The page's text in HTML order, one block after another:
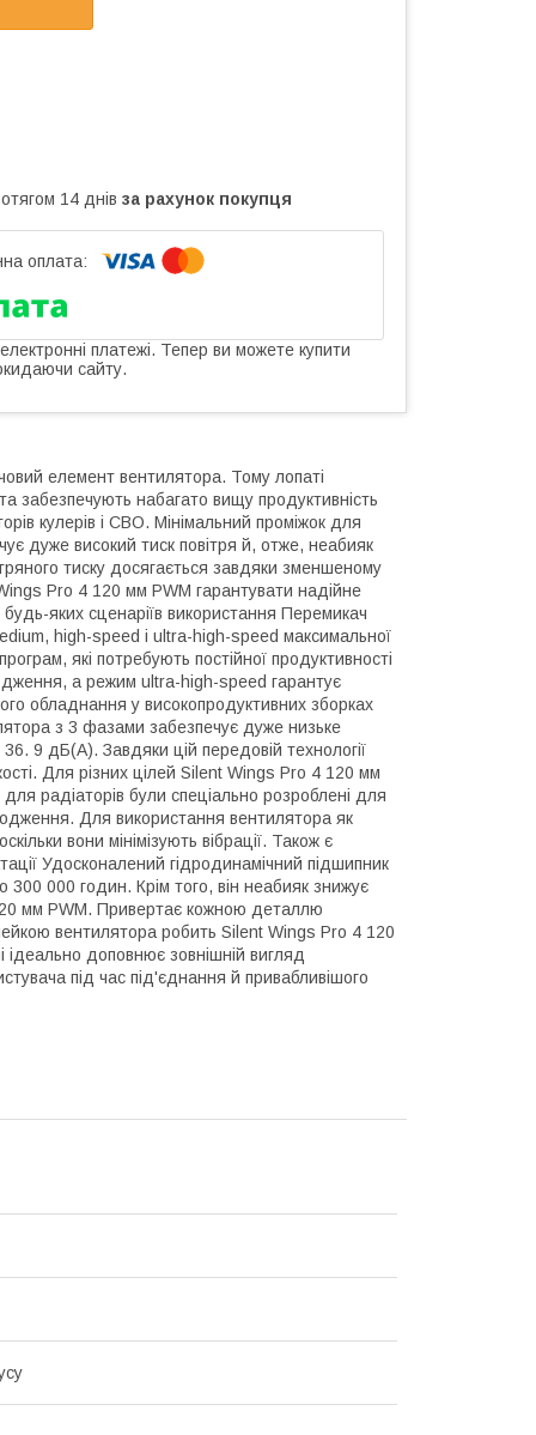
14 днів за рахунок покупця
платежі. Тепер ви можете купити
сайту.
елемент вентилятора. Тому лопаті
забезпечують набагато вищу продуктивність
кулерів і СВО. Мінімальний проміжок для
дуже високий тиск повітря й, отже, неабияк
тиску досягається завдяки зменшеному
Pro 4 120 мм PWM гарантувати надійне
яких сценаріїв використання Перемикач
high-speed і ultra-high-speed максимальної
які потребують постійної продуктивності
а режим ultra-high-speed гарантує
обладнання у високопродуктивних зборках
з 3 фазами забезпечує дуже низьке
9 дБ(A). Завдяки цій передовій технології
Для різних цілей Silent Wings Pro 4 120 мм
радіаторів були спеціально розроблені для
Для використання вентилятора як
вони мінімізують вібрації. Також є
Удосконалений гідродинамічний підшипник
300 000 годин. Крім того, він неабияк знижує
мм PWM. Привертає кожною деталлю
вентилятора робить Silent Wings Pro 4 120
доповнює зовнішній вигляд
під час під'єднання й привабливішого